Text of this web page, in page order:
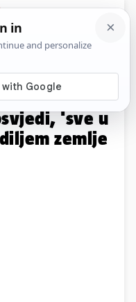
Komentari
Francuskoj:
'sve u
zemlje